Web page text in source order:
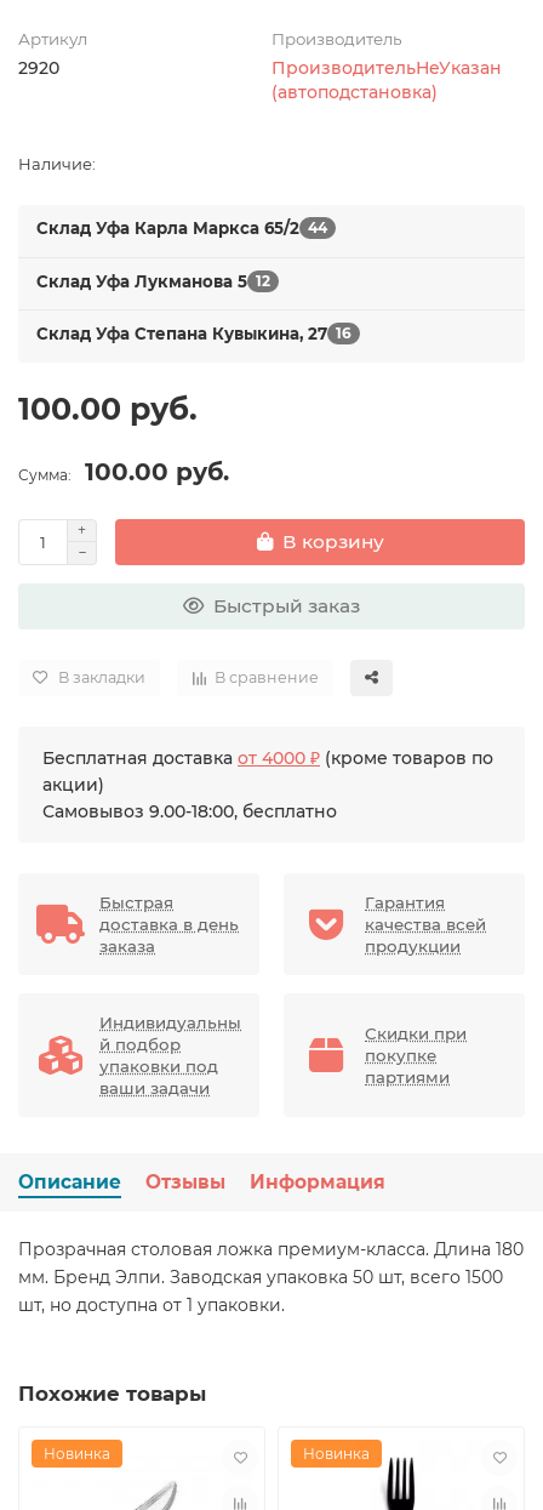
Артикул
2920
Производитель
ПроизводительНеУказан
(автоподстановка)
Наличие:
Склад Уфа Карла Маркса 65/2 44
Склад Уфа Лукманова 5 12
Склад Уфа Степана Кувыкина, 27 16
100.00 руб.
Сумма: 100.00 руб.
В корзину
Быстрый заказ
В закладки В сравнение
Бесплатная доставка от 4000 ₽ (кроме товаров по
акции)
Самовывоз 9.00-18:00, бесплатно
Быстрая
доставка в день
заказа
Гарантия
качества всей
продукции
Индивидуальны
й подбор
упаковки под
ваши задачи
Скидки при
покупке
партиями
Описание Отзывы Информация
Прозрачная столовая ложка премиум-класса. Длина 180
мм. Бренд Элпи. Заводская упаковка 50 шт, всего 1500
шт, но доступна от 1 упаковки.
Похожие товары
Новинка Новинка